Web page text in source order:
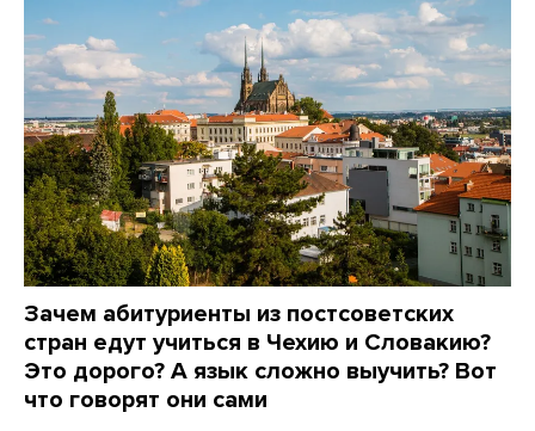
Зачем абитуриенты из постсоветских
стран едут учиться в Чехию и Словакию?
Это дорого? А язык сложно выучить? Вот
что говорят они сами